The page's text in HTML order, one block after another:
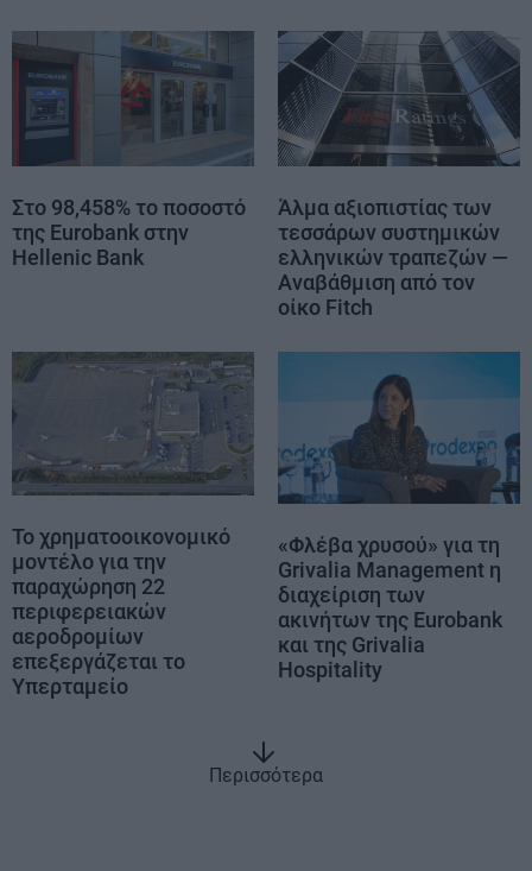
Στο 98,458% το ποσοστό
της Eurobank στην
Hellenic Bank
Άλμα αξιοπιστίας των
τεσσάρων συστημικών
ελληνικών τραπεζών —
Αναβάθμιση από τον
οίκο Fitch
Το χρηματοοικονομικό
μοντέλο για την
παραχώρηση 22
περιφερειακών
αεροδρομίων
επεξεργάζεται το
Υπερταμείο
«Φλέβα χρυσού» για τη
Grivalia Management η
διαχείριση των
ακινήτων της Eurobank
και της Grivalia
Hospitality
Περισσότερα